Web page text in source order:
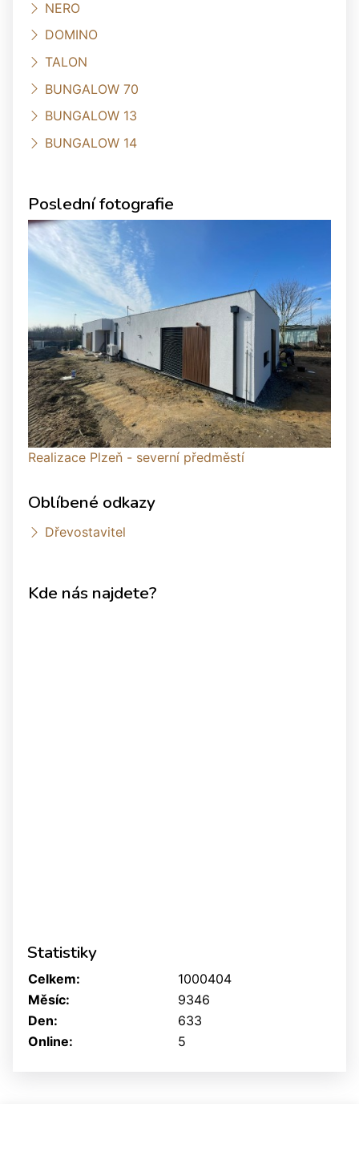
NERO
DOMINO
TALON
BUNGALOW 70
BUNGALOW 13
BUNGALOW 14
Poslední fotografie
Realizace Plzeň - severní předměstí
Oblíbené odkazy
Dřevostavitel
Kde nás najdete?
Statistiky
Online: 5
Celkem:
1000404
Měsíc:
9346
Den:
633